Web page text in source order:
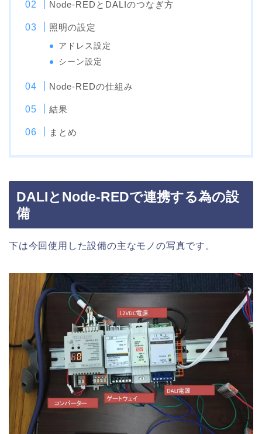
Node-REDとDALIのつなぎ方
照明の設定
アドレス設定
シーン設定
Node-REDの仕組み
結果
まとめ
DALIとNode-REDで連携する為の設
備
下は今回使用した設備の主なモノの写真です。